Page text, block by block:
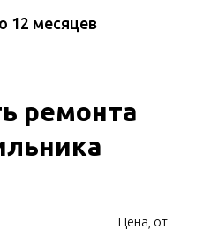
12 месяцев
ремонта
Цена, от